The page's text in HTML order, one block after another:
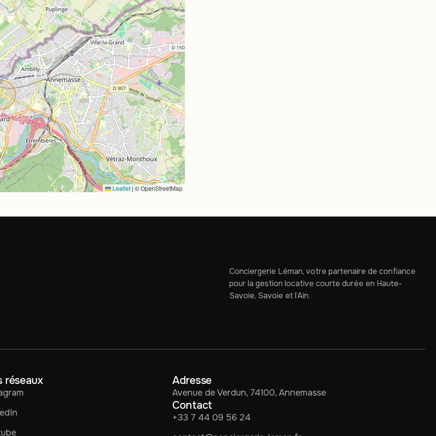
Leaflet | © OpenStreetMap
Conciergerie Léman, votre partenaire de confiance
pour la gestion locative courte durée en Haute-
Savoie, Savoie et l’Ain.
réseaux Adresse
Avenue de Verdun, 74100, Annemasse
Contact
+33 7 44 09 56 24